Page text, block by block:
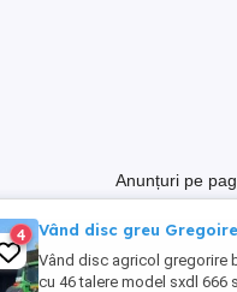
Anunțuri pe
4 Vând disc greu
Vând disc agricol gregorire
cu 46 talere model sxdl 666